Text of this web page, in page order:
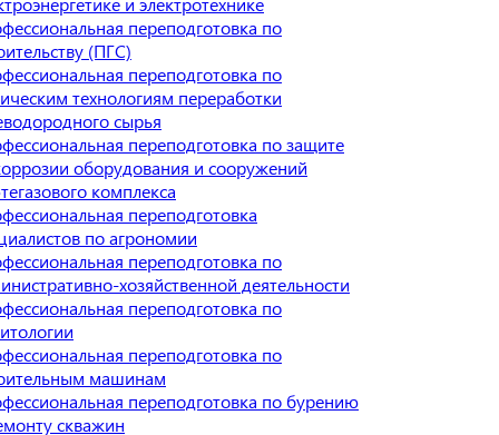
переподготовка по
(ПГС)
переподготовка по
технологиям переработки
сырья
переподготовка по защите
оборудования и сооружений
комплекса
переподготовка
по агрономии
переподготовка по
хозяйственной деятельности
переподготовка по
переподготовка по
машинам
переподготовка по бурению
скважин